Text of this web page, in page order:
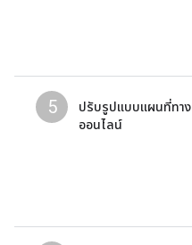
5
ปรับรูปแบบแผนที่ทาง
ออนไลน์